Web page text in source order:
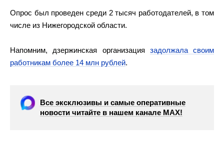
Опрос был проведен среди 2 тысяч работодателей, в том
числе из Нижегородской области.
Напомним, дзержинская организация задолжала своим
работникам более 14 млн рублей.
Все эксклюзивы и самые оперативные
новости читайте в нашем канале МАХ!